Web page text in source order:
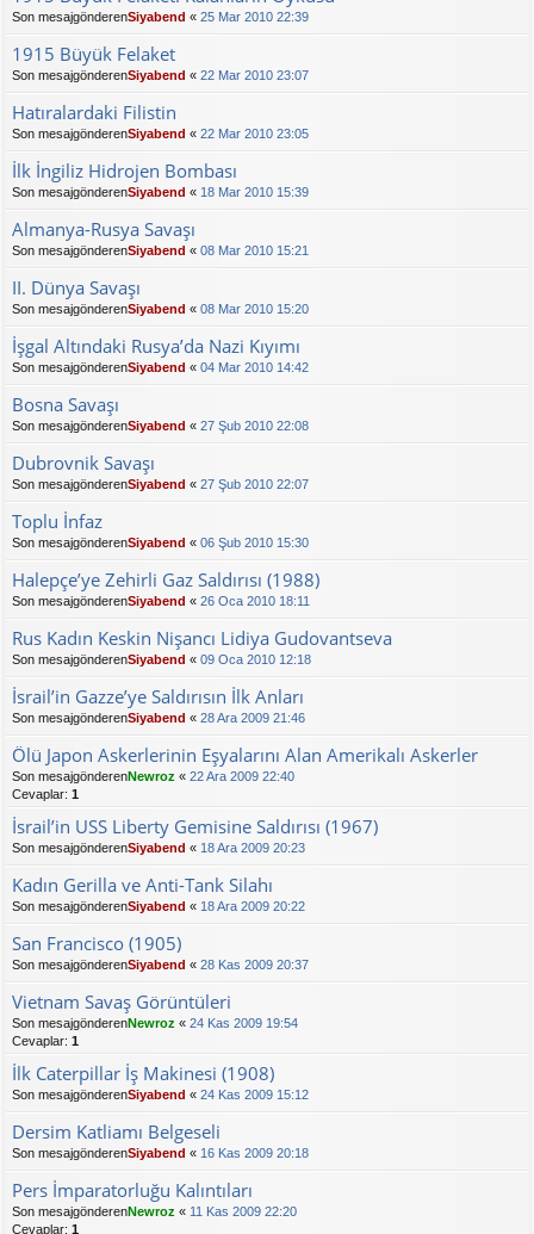
Son mesajgönderenSiyabend « 25 Mar 2010 22:39
1915 Büyük Felaket
Son mesajgönderenSiyabend « 22 Mar 2010 23:07
Hatıralardaki Filistin
Son mesajgönderenSiyabend « 22 Mar 2010 23:05
İlk İngiliz Hidrojen Bombası
Son mesajgönderenSiyabend « 18 Mar 2010 15:39
Almanya-Rusya Savaşı
Son mesajgönderenSiyabend « 08 Mar 2010 15:21
II. Dünya Savaşı
Son mesajgönderenSiyabend « 08 Mar 2010 15:20
İşgal Altındaki Rusya’da Nazi Kıyımı
Son mesajgönderenSiyabend « 04 Mar 2010 14:42
Bosna Savaşı
Son mesajgönderenSiyabend « 27 Şub 2010 22:08
Dubrovnik Savaşı
Son mesajgönderenSiyabend « 27 Şub 2010 22:07
Toplu İnfaz
Son mesajgönderenSiyabend « 06 Şub 2010 15:30
Halepçe’ye Zehirli Gaz Saldırısı (1988)
Son mesajgönderenSiyabend « 26 Oca 2010 18:11
Rus Kadın Keskin Nişancı Lidiya Gudovantseva
Son mesajgönderenSiyabend « 09 Oca 2010 12:18
İsrail’in Gazze’ye Saldırısın İlk Anları
Son mesajgönderenSiyabend « 28 Ara 2009 21:46
Ölü Japon Askerlerinin Eşyalarını Alan Amerikalı Askerler
Son mesajgönderenNewroz « 22 Ara 2009 22:40
Cevaplar: 1
İsrail’in USS Liberty Gemisine Saldırısı (1967)
Son mesajgönderenSiyabend « 18 Ara 2009 20:23
Kadın Gerilla ve Anti-Tank Silahı
Son mesajgönderenSiyabend « 18 Ara 2009 20:22
San Francisco (1905)
Son mesajgönderenSiyabend « 28 Kas 2009 20:37
Vietnam Savaş Görüntüleri
Son mesajgönderenNewroz « 24 Kas 2009 19:54
Cevaplar: 1
İlk Caterpillar İş Makinesi (1908)
Son mesajgönderenSiyabend « 24 Kas 2009 15:12
Dersim Katliamı Belgeseli
Son mesajgönderenSiyabend « 16 Kas 2009 20:18
Pers İmparatorluğu Kalıntıları
Son mesajgönderenNewroz « 11 Kas 2009 22:20
Cevaplar: 1